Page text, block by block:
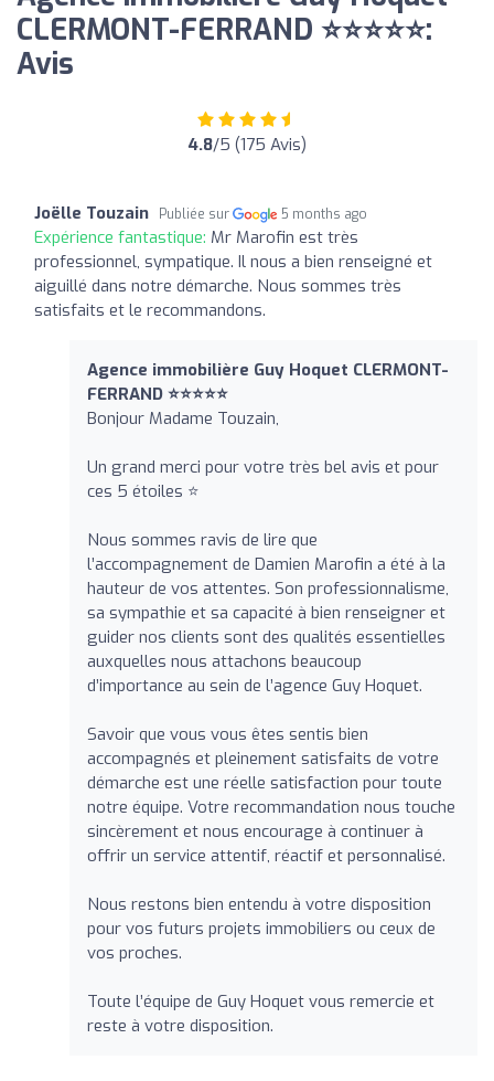
CLERMONT-FERRAND ⭐⭐⭐⭐⭐:
Avis
4.8/5 (175 Avis)
Joëlle Touzain Publiée sur 5 months ago
Expérience fantastique: Mr Marofin est très
professionnel, sympatique. Il nous a bien renseigné et
aiguillé dans notre démarche. Nous sommes très
satisfaits et le recommandons.
Agence immobilière Guy Hoquet CLERMONT-
FERRAND ⭐⭐⭐⭐⭐
Bonjour Madame Touzain,
Un grand merci pour votre très bel avis et pour
ces 5 étoiles ⭐
Nous sommes ravis de lire que
l’accompagnement de Damien Marofin a été à la
hauteur de vos attentes. Son professionnalisme,
sa sympathie et sa capacité à bien renseigner et
guider nos clients sont des qualités essentielles
auxquelles nous attachons beaucoup
d’importance au sein de l’agence Guy Hoquet.
Savoir que vous vous êtes sentis bien
accompagnés et pleinement satisfaits de votre
démarche est une réelle satisfaction pour toute
notre équipe. Votre recommandation nous touche
sincèrement et nous encourage à continuer à
offrir un service attentif, réactif et personnalisé.
Nous restons bien entendu à votre disposition
pour vos futurs projets immobiliers ou ceux de
vos proches.
Toute l’équipe de Guy Hoquet vous remercie et
reste à votre disposition.